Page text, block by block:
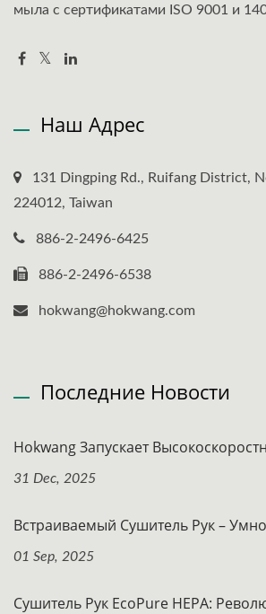
мыла с сертификатами ISO 9001 и
Наш Адрес
131 Dingping Rd., Ruifang District,
224012, Taiwan
886-2-2496-6425
886-2-2496-6538
hokwang@hokwang.com
Последние Новости
Hokwang Запускает
31 Dec, 2025
Встраиваемый Сушитель Рук –
01 Sep, 2025
Сушитель Рук EcoPure HEPA: